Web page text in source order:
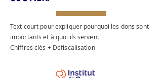
Text court pour expliquer pourquoi les dons sont
importants et à quoi ils servent
Chiffres clés + Défiscalisation